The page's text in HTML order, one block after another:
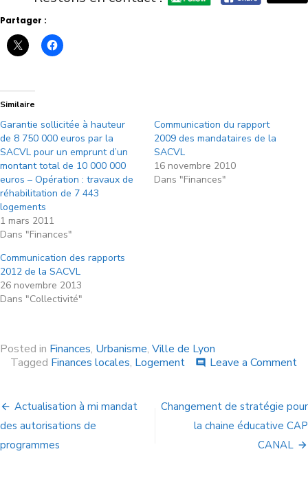
Partager :
Similaire
Garantie sollicitée à hauteur
de 8 750 000 euros par la
SACVL pour un emprunt d’un
montant total de 10 000 000
euros – Opération : travaux de
réhabilitation de 7 443
logements
1 mars 2011
Dans "Finances"
Communication du rapport
2009 des mandataires de la
SACVL
16 novembre 2010
Dans "Finances"
Communication des rapports
2012 de la SACVL
26 novembre 2013
Dans "Collectivité"
Posted in Finances, Urbanisme, Ville de Lyon
Tagged Finances locales, Logement comment Leave a Comment
Actualisation à mi mandat
des autorisations de
programmes
Changement de stratégie pour
la chaine éducative CAP
CANAL